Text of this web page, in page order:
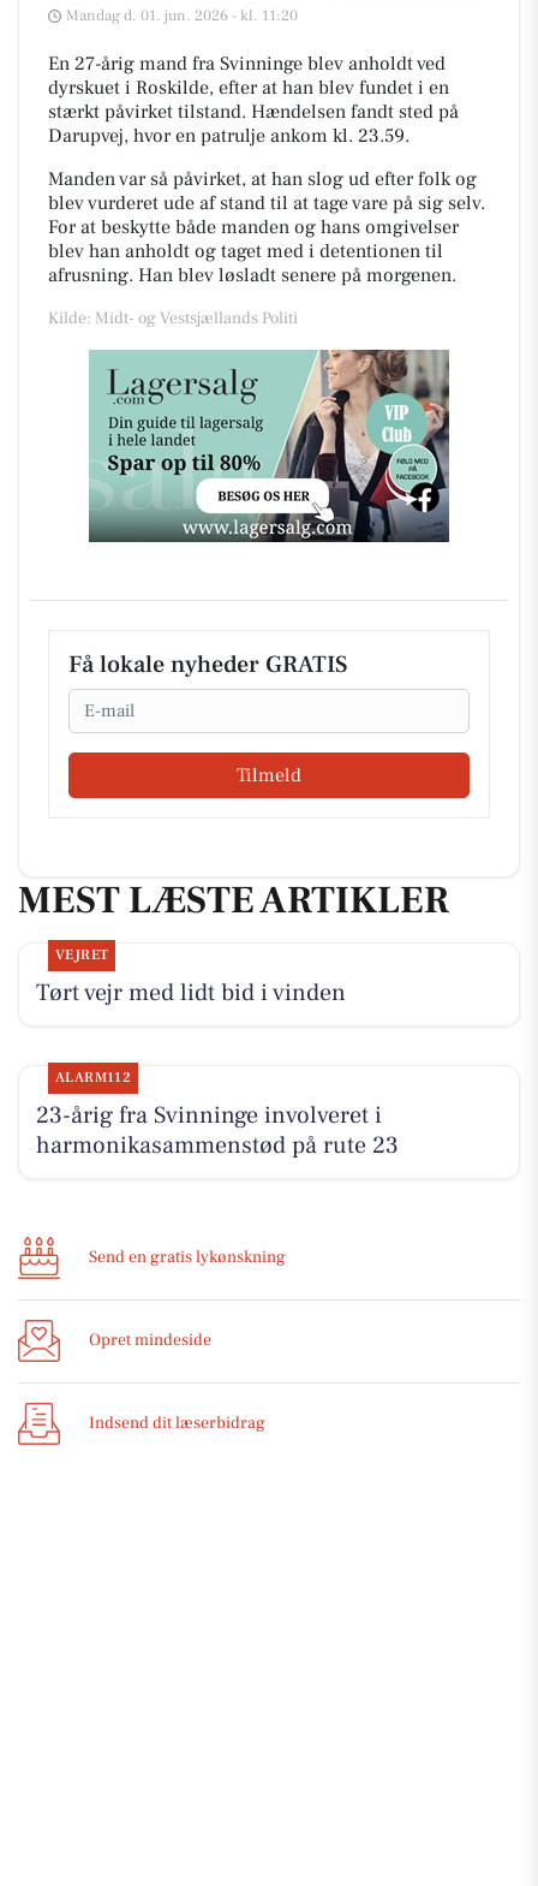
Mandag d. 01. jun. 2026 - kl. 11:20
En 27-årig mand fra Svinninge blev anholdt ved
dyrskuet i Roskilde, efter at han blev fundet i en
stærkt påvirket tilstand. Hændelsen fandt sted på
Darupvej, hvor en patrulje ankom kl. 23.59.
Manden var så påvirket, at han slog ud efter folk og
blev vurderet ude af stand til at tage vare på sig selv.
For at beskytte både manden og hans omgivelser
blev han anholdt og taget med i detentionen til
afrusning. Han blev løsladt senere på morgenen.
Kilde: Midt- og Vestsjællands Politi
Få lokale nyheder GRATIS
Email
Tilmeld
MEST LÆSTE ARTIKLER
VEJRET
Tørt vejr med lidt bid i vinden
ALARM112
23-årig fra Svinninge involveret i
harmonikasammenstød på rute 23
Send en gratis lykønskning
Opret mindeside
Indsend dit læserbidrag